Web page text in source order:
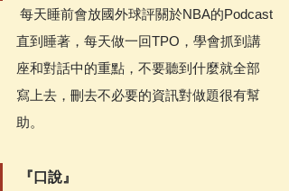
直到睡著，每天做一回TPO，學會抓到講
座和對話中的重點，不要聽到什麼就全部
寫上去，刪去不必要的資訊對做題很有幫
助。
『口說』